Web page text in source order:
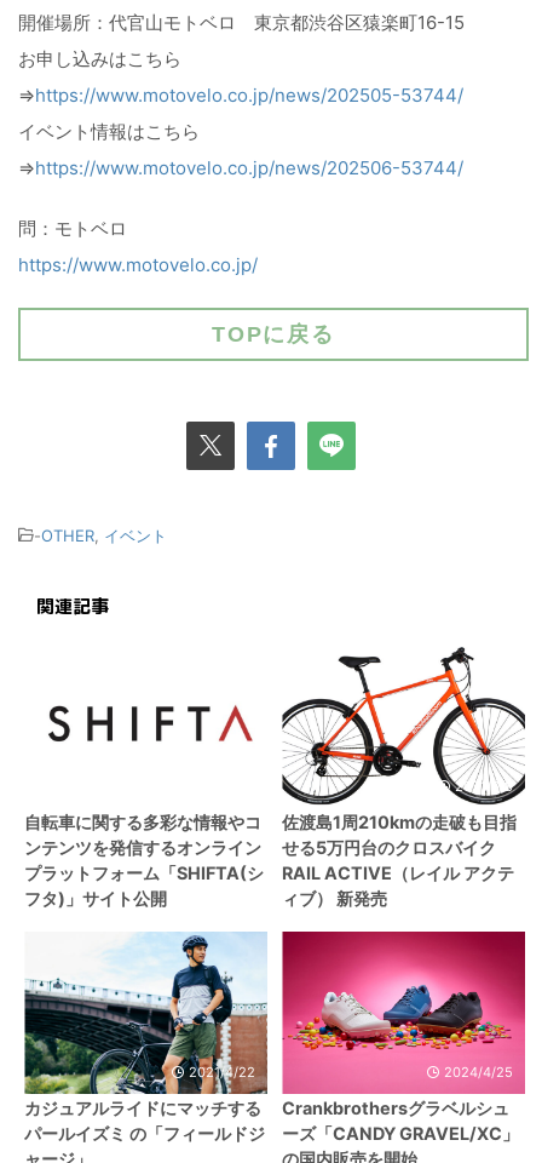
開催場所：代官山モトベロ 東京都渋谷区猿楽町16-15
お申し込みはこちら
⇒https://www.motovelo.co.jp/news/202505-53744/
イベント情報はこちら
⇒https://www.motovelo.co.jp/news/202506-53744/
問：モトベロ
https://www.motovelo.co.jp/
TOPに戻る
-OTHER イベント
関連記事
自転車に関する多彩な情報やコ
ンテンツを発信するオンライン
プラットフォーム「SHIFTA(シ
フタ)」サイト公開
2021/6/8
佐渡島1周210kmの走破も目指
せる5万円台のクロスバイク
RAIL ACTIVE（レイル アクテ
ィブ） 新発売
2021/4/22
カジュアルライドにマッチする
パールイズミ の「フィールドジ
2024/4/25
Crankbrothersグラベルシュ
ーズ「CANDY GRAVEL/XC」